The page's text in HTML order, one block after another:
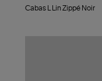
L
Cabas L Lin Zippé Noir